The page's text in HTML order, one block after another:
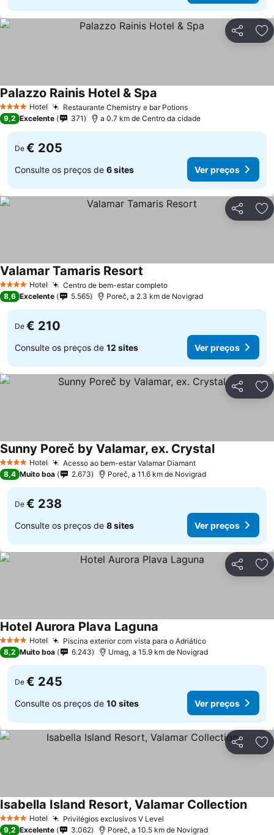
Partilhar
4 EstrelasHotel Restaurante Chemistry e bar Potions
Palazzo Rainis Hotel & Spa
9,2 Excelente 371 a 0.7 km de Centro da cidade
De € 205
Consulte os preços de 6 sites Ver preços
Partilhar
4 EstrelasHotel Centro de bem-estar completo
Valamar Tamaris Resort
8,6 Excelente 5.565 Poreč, a 2.3 km de Novigrad
De € 210
Consulte os preços de 12 sites Ver preços
Partilhar
4 EstrelasHotel Acesso ao bem-estar Valamar Diamant
Sunny Poreč by Valamar, ex. Crystal
8,4 Muito boa 2.673 Poreč, a 11.6 km de Novigrad
De € 238
Consulte os preços de 8 sites Ver preços
Partilhar
4 EstrelasHotel Piscina exterior com vista para o Adriático
Hotel Aurora Plava Laguna
8,2 Muito boa 6.243 Umag, a 15.9 km de Novigrad
De € 245
Consulte os preços de 10 sites Ver preços
Partilhar
4 EstrelasHotel Privilégios exclusivos V Level
Isabella Island Resort, Valamar Collection
9,2 Excelente 3.062 Poreč, a 10.5 km de Novigrad